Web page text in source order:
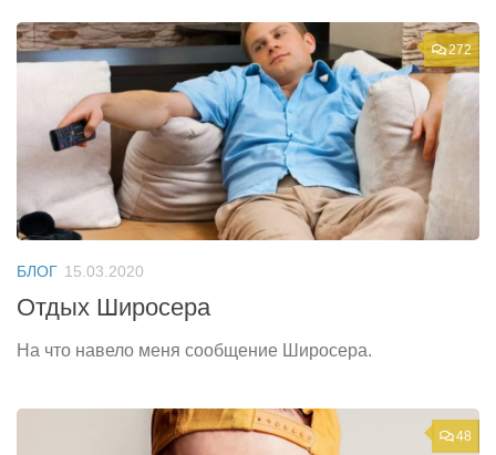
272
БЛОГ 15.03.2020
Отдых Широсера
На что навело меня сообщение Широсера.
48